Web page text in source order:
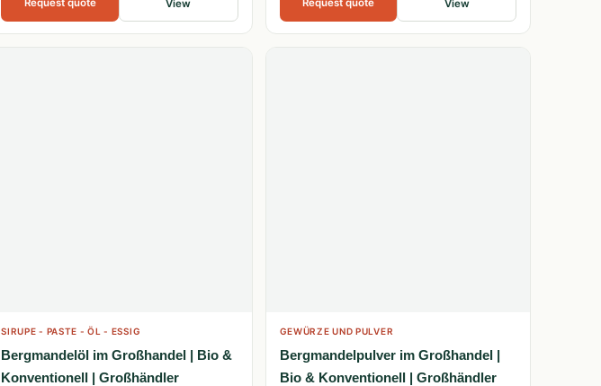
Request quote View Request quote View
SIRUPE - PASTE - ÖL - ESSIG
Bergmandelöl im Großhandel | Bio &
Konventionell | Großhändler
GEWÜRZE UND PULVER
Bergmandelpulver im Großhandel |
Bio & Konventionell | Großhändler